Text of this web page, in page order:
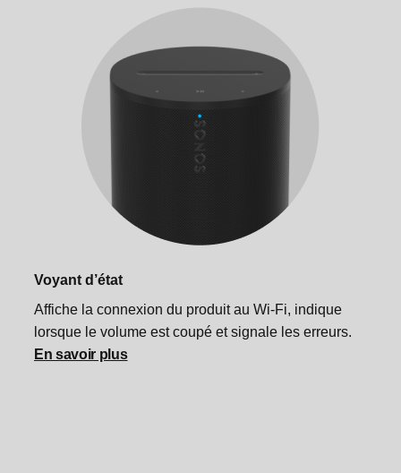
Informations importantes concernant la sécurité
Informations de sécurité importantes
Voyant d’état
Affiche la connexion du produit au Wi-Fi, indique
lorsque le volume est coupé et signale les erreurs.
En savoir plus